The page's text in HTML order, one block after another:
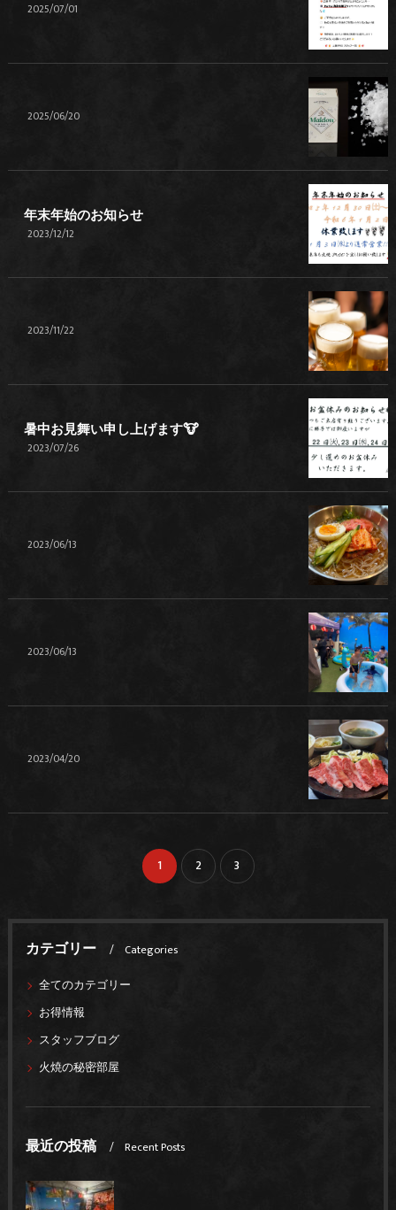
2025/07/01
2025/06/20
年末年始のお知らせ
2023/12/12
2023/11/22
暑中お見舞い申し上げます🐮
2023/07/26
2023/06/13
2023/06/13
2023/04/20
1 2 3
カテゴリー
Categories
全てのカテゴリー
お得情報
スタッフブログ
火焼の秘密部屋
最近の投稿 Recent Posts